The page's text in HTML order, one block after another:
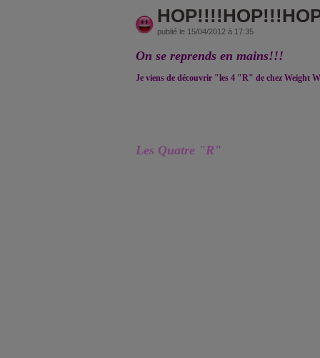
publié le 15/04/2012 à 17:35
On se reprends en mains!!!
Je viens de découvrir "les 4 "R" de chez Weight
Les Quatre "R"